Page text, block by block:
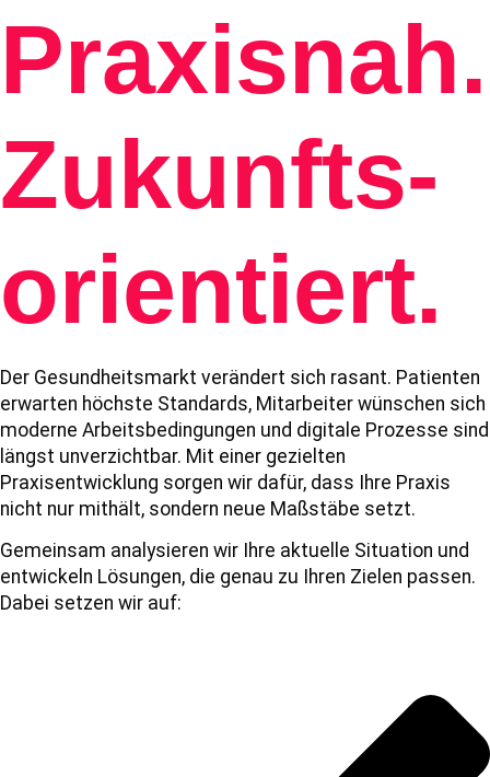
Praxis­nah.
Zukunfts­
orientiert.
Der Gesundheitsmarkt verändert sich rasant. Patienten
erwarten höchste Standards, Mitarbeiter wünschen sich
moderne Arbeitsbedingungen und digitale Prozesse sind
längst unverzichtbar. Mit einer gezielten
Praxisentwicklung sorgen wir dafür, dass Ihre Praxis
nicht nur mithält, sondern neue Maßstäbe setzt.
Gemeinsam analysieren wir Ihre aktuelle Situation und
entwickeln Lösungen, die genau zu Ihren Zielen passen.
Dabei setzen wir auf: